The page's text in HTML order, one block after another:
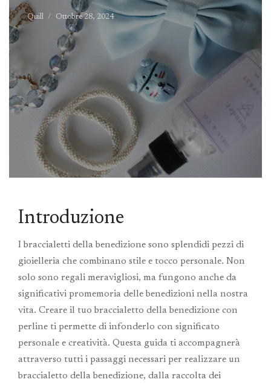
Quill Ottobre 28, 2024
Introduzione
I braccialetti della benedizione sono splendidi pezzi di
gioielleria che combinano stile e tocco personale. Non
solo sono regali meravigliosi, ma fungono anche da
significativi promemoria delle benedizioni nella nostra
vita. Creare il tuo braccialetto della benedizione con
perline ti permette di infonderlo con significato
personale e creatività. Questa guida ti accompagnerà
attraverso tutti i passaggi necessari per realizzare un
braccialetto della benedizione, dalla raccolta dei